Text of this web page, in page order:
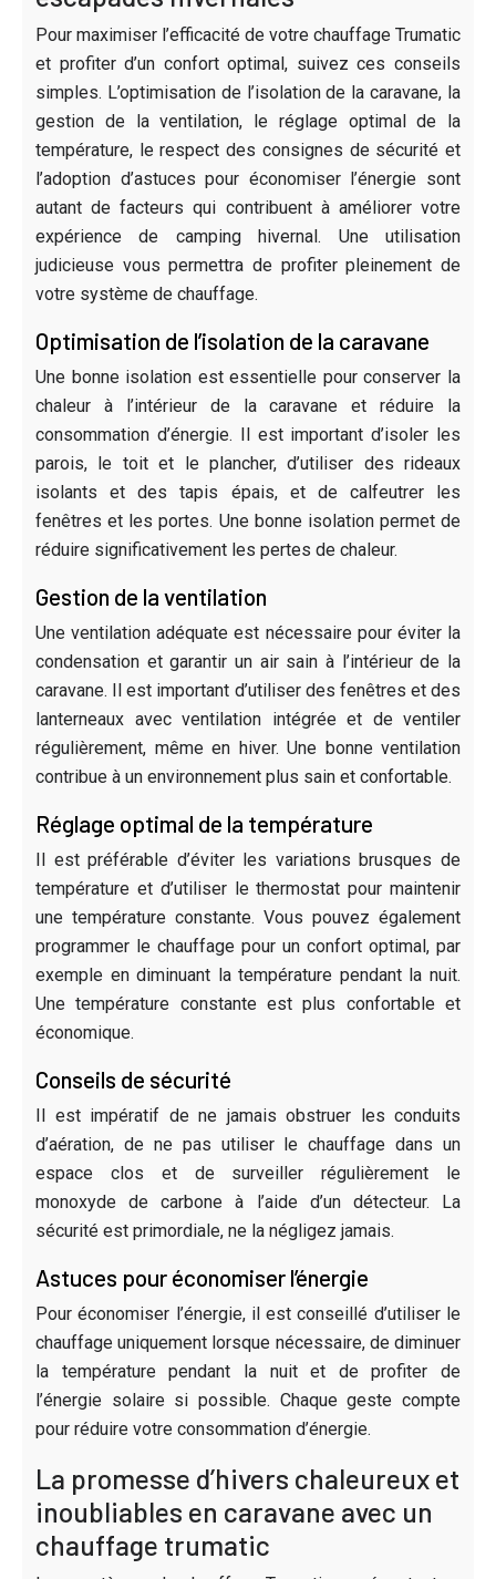
Pour maximiser l’efficacité de votre chauffage Trumatic
et profiter d’un confort optimal, suivez ces conseils
simples. L’optimisation de l’isolation de la caravane, la
gestion de la ventilation, le réglage optimal de la
température, le respect des consignes de sécurité et
l’adoption d’astuces pour économiser l’énergie sont
autant de facteurs qui contribuent à améliorer votre
expérience de camping hivernal. Une utilisation
judicieuse vous permettra de profiter pleinement de
votre système de chauffage.
Optimisation de l’isolation de la caravane
Une bonne isolation est essentielle pour conserver la
chaleur à l’intérieur de la caravane et réduire la
consommation d’énergie. Il est important d’isoler les
parois, le toit et le plancher, d’utiliser des rideaux
isolants et des tapis épais, et de calfeutrer les
fenêtres et les portes. Une bonne isolation permet de
réduire significativement les pertes de chaleur.
Gestion de la ventilation
Une ventilation adéquate est nécessaire pour éviter la
condensation et garantir un air sain à l’intérieur de la
caravane. Il est important d’utiliser des fenêtres et des
lanterneaux avec ventilation intégrée et de ventiler
régulièrement, même en hiver. Une bonne ventilation
contribue à un environnement plus sain et confortable.
Réglage optimal de la température
Il est préférable d’éviter les variations brusques de
température et d’utiliser le thermostat pour maintenir
une température constante. Vous pouvez également
programmer le chauffage pour un confort optimal, par
exemple en diminuant la température pendant la nuit.
Une température constante est plus confortable et
économique.
Conseils de sécurité
Il est impératif de ne jamais obstruer les conduits
d’aération, de ne pas utiliser le chauffage dans un
espace clos et de surveiller régulièrement le
monoxyde de carbone à l’aide d’un détecteur. La
sécurité est primordiale, ne la négligez jamais.
Astuces pour économiser l’énergie
Pour économiser l’énergie, il est conseillé d’utiliser le
chauffage uniquement lorsque nécessaire, de diminuer
la température pendant la nuit et de profiter de
l’énergie solaire si possible. Chaque geste compte
pour réduire votre consommation d’énergie.
La promesse d’hivers chaleureux et
inoubliables en caravane avec un
chauffage trumatic